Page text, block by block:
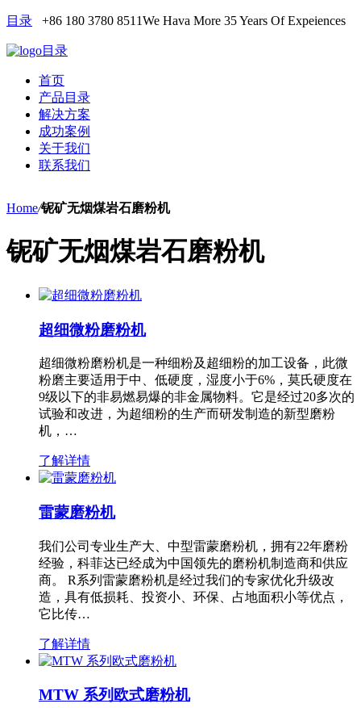
目录 +86 180 3780 8511We Hava More 35 Years Of Expeiences
目录
首页
产品目录
解决方案
成功案例
关于我们
联系我们
Home/铌矿无烟煤岩石磨粉机
铌矿无烟煤岩石磨粉机
超细微粉磨粉机
超细微粉磨粉机是一种细粉及超细粉的加工设备，此微
粉磨主要适用于中、低硬度，湿度小于6%，莫氏硬度在
9级以下的非易燃易爆的非金属物料。它是经过20多次的
试验和改进，为超细粉的生产而研发制造的新型磨粉
机，…
了解详情
雷蒙磨粉机
我们公司专业生产大、中型雷蒙磨粉机，拥有22年磨粉
经验，科菲达已经成为中国领先的磨粉机制造商和供应
商。 R系列雷蒙磨粉机是经过我们的专家优化升级改
造，具有低损耗、投资小、环保、占地面积小等优点，
它比传…
了解详情
MTW 系列欧式磨粉机